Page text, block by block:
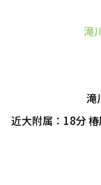
滝
滝
近大附属：18分 椿